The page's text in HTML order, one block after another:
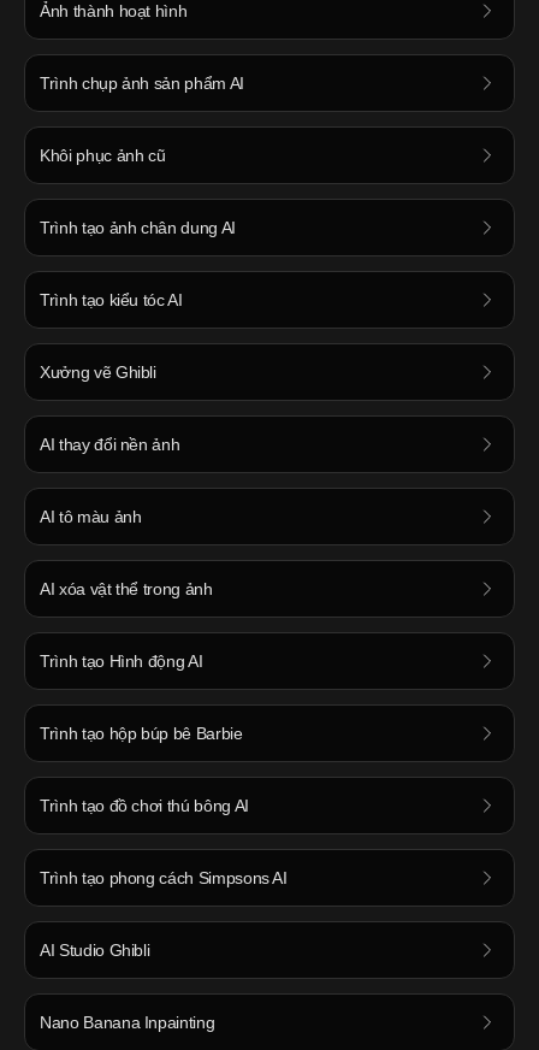
Ảnh thành hoạt hình
Trình chụp ảnh sản phẩm AI
Khôi phục ảnh cũ
Trình tạo ảnh chân dung AI
Trình tạo kiểu tóc AI
Xưởng vẽ Ghibli
AI thay đổi nền ảnh
AI tô màu ảnh
AI xóa vật thể trong ảnh
Trình tạo Hình động AI
Trình tạo hộp búp bê Barbie
Trình tạo đồ chơi thú bông AI
Trình tạo phong cách Simpsons AI
AI Studio Ghibli
Nano Banana Inpainting